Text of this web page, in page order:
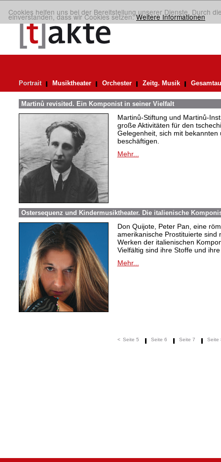
Cookies helfen uns bei der Bereitstellung unserer Dienste. Durch
einverstanden, dass wir Cookies setzen.Weitere Informationen
Portrait Musiktheater Orchester Zeitg. Musik
Martinů revisited. Ein Komponist in seiner Vielfalt
Martinů-Stiftung und Martinů-
große Aktivitäten für den
Gelegenheit, sich mit
beschäftigen.
Mehr...
Ostersequenz und Kindermusiktheater. Die italienische
Don Quijote, Peter Pan, eine
amerikanische Prostituierte sind
Werken der italienischen
Vielfältig sind ihre Stoffe und
Mehr...
< Seite 5 Seite 6 Seite 7 Seite